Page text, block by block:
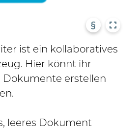
§
ist ein kollaboratives
Hier könnt ihr
erstellen
leeres Dokument